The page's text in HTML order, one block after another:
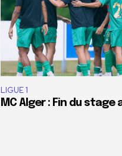
LIGUE 1
MC Alger : Fin du stage